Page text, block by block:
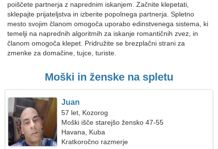
poiščete partnerja z naprednim iskanjem. Začnite klepetati,
sklepajte prijateljstva in izberite popolnega partnerja. Spletno
mesto svojim članom omogoča uporabo edinstvenega sistema, ki
temelji na naprednih algoritmih za iskanje romantičnih zvez, in
članom omogoča klepet. Pridružite se brezplačni strani za
zmenke za domačine, tujce, turiste.
Moški in ženske na spletu
Juan
57 let, Kozorog
Moški išče starejšo žensko 47-55
Havana, Kuba
Kratkoročno razmerje